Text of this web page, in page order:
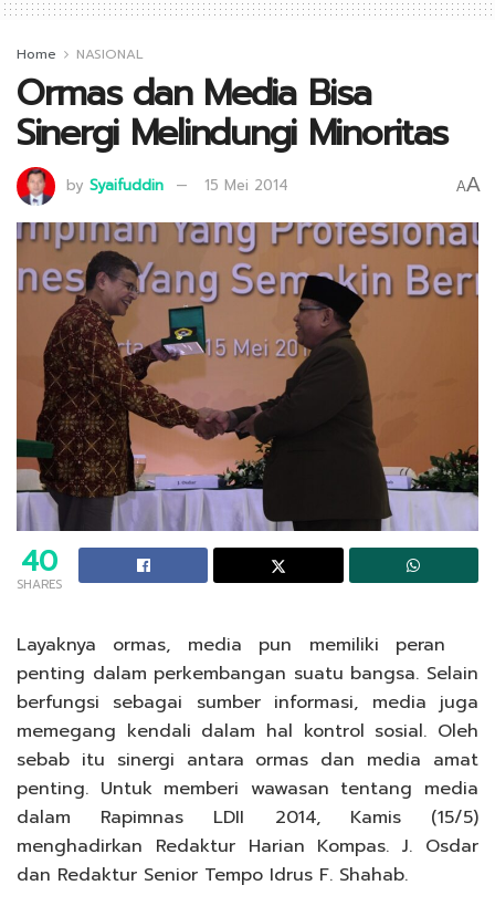
Home NASIONAL
Ormas dan Media Bisa
Sinergi Melindungi Minoritas
by Syaifuddin 15 Mei 2014 AA
40
SHARES
Layaknya ormas, media pun memiliki peran
penting dalam perkembangan suatu bangsa. Selain
berfungsi sebagai sumber informasi, media juga
memegang kendali dalam hal kontrol sosial. Oleh
sebab itu sinergi antara ormas dan media amat
penting. Untuk memberi wawasan tentang media
dalam Rapimnas LDII 2014, Kamis (15/5)
menghadirkan Redaktur Harian Kompas. J. Osdar
dan Redaktur Senior Tempo Idrus F. Shahab.